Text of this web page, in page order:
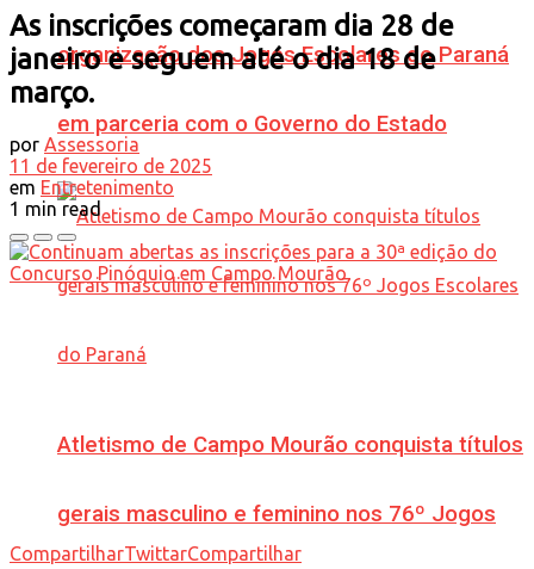
organização dos Jogos Escolares do Paraná
em parceria com o Governo do Estado
Atletismo de Campo Mourão conquista títulos
gerais masculino e feminino nos 76º Jogos
As inscrições começaram dia 28 de
janeiro e seguem até o dia 18 de
março.
por Assessoria
11 de fevereiro de 2025
em Entretenimento
1 min read
CompartilharTwittarCompartilhar